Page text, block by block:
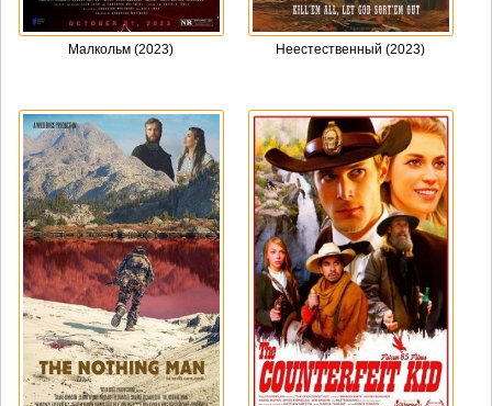
Малкольм (2023) Неестественный (2023)